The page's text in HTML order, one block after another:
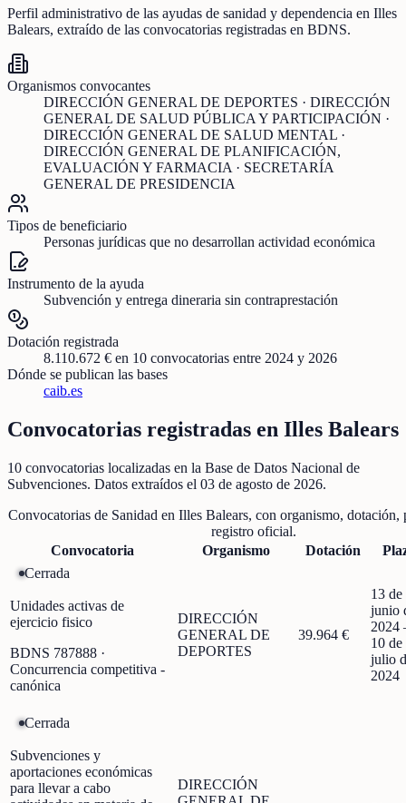
Perfil administrativo de las ayudas de sanidad y dependencia en Illes
Balears, extraído de las convocatorias registradas en BDNS.
Organismos convocantes
DIRECCIÓN GENERAL DE DEPORTES · DIRECCIÓN
GENERAL DE SALUD PÚBLICA Y PARTICIPACIÓN ·
DIRECCIÓN GENERAL DE SALUD MENTAL ·
DIRECCIÓN GENERAL DE PLANIFICACIÓN,
EVALUACIÓN Y FARMACIA · SECRETARÍA
GENERAL DE PRESIDENCIA
Tipos de beneficiario
Personas jurídicas que no desarrollan actividad económica
Instrumento de la ayuda
Subvención y entrega dineraria sin contraprestación
Dotación registrada
8.110.672 € en 10 convocatorias entre 2024 y 2026
Dónde se publican las bases
caib.es
Convocatorias registradas en Illes Balears
10 convocatorias localizadas en la Base de Datos Nacional de
Subvenciones. Datos extraídos el 03 de agosto de 2026.
Convocatorias de Sanidad en Illes Balears, con organismo, dotación,
registro oficial.
Convocatoria
Organismo Dotación
Cerrada
Unidades activas de
ejercicio fisico
BDNS 787888 ·
Concurrencia competitiva -
canónica
DIRECCIÓN
GENERAL DE
DEPORTES
39.964 €
13 de
junio
2024
10 de
julio
2024
Cerrada
Subvenciones y
aportaciones económicas
para llevar a cabo
DIRECCIÓN